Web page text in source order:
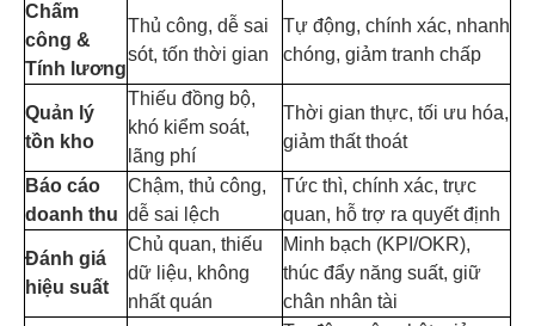
Chấm
công &
Tính lương
Thủ công, dễ sai
sót, tốn thời gian
Tự động, chính xác, nhanh
chóng, giảm tranh chấp
Quản lý
tồn kho
Thiếu đồng bộ,
khó kiểm soát,
lãng phí
Thời gian thực, tối ưu hóa,
giảm thất thoát
Báo cáo
doanh thu
Chậm, thủ công,
dễ sai lệch
Tức thì, chính xác, trực
quan, hỗ trợ ra quyết định
Đánh giá
hiệu suất
Chủ quan, thiếu
dữ liệu, không
nhất quán
Minh bạch (KPI/OKR),
thúc đẩy năng suất, giữ
chân nhân tài